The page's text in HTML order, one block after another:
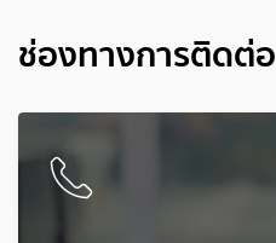
ช่องทางการติดต่อ